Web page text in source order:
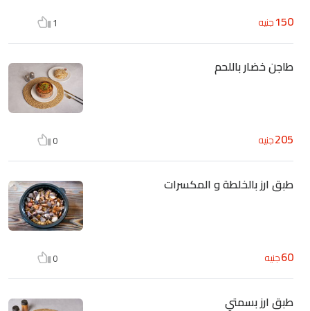
150جنيه 1
طاجن خضار باللحم
205جنيه 0
طبق ارز بالخلطة و المكسرات
60جنيه 0
طبق ارز بسمتي